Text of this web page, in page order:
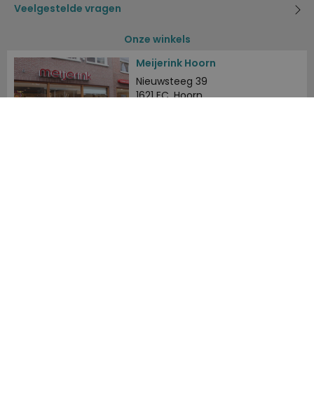
Veelgestelde vragen
Onze winkels
Meijerink Hoorn
Nieuwsteeg 39
1621 EC, Hoorn